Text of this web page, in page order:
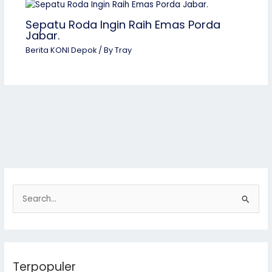
Sepatu Roda Ingin Raih Emas Porda
Jabar.
Berita KONI Depok/ ByTray
e
c
Terpopuler